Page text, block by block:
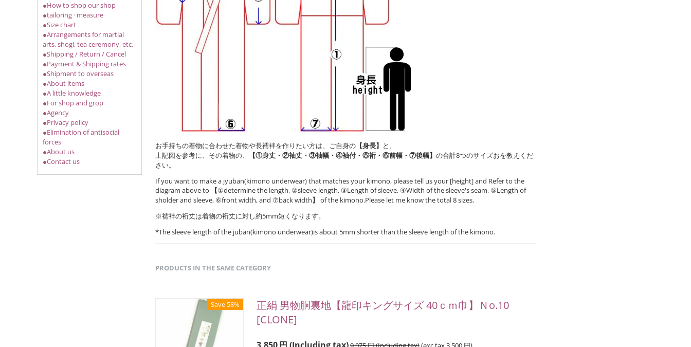
●How to shop our shop
●tailoring · measure
●Size chart
●Arrangements for martial
arts, shogi, tea ceremony, etc.
●Shipping / Return / Cancel
●Payment & Shipping rates
●Shipment to overseas
●About items
●A little knowledge
●For shop and grop
●Agency
●Privacy policy
●Elimination of antisocial
forces
●About us
●Contact us
お手持ちの着物に合わせた着物や長襦袢を作りたい方は、ご自身の【身長】 と、
上記図を参考に、その着物の、
【①身丈・②袖丈・③袖幅・④袖付・⑤裄・⑥前幅・⑦後幅】 の合計8つのサイズおを教えくだ
さい。
If you want to make a jyuban(kimono underwear) that matches your kimono, please tell us your [height] and Refer to the
diagram above to
【①determine the length, ②sleeve length, ③Length of sleeve, ④Width of the sleeve's seam, ⑤Length of
sholder and sleeve, ⑥front width, and ⑦back width】 of the kimono.Please let me know the total 8 sizes.
※襦袢の裄丈は着物の裄丈に対し約5mm短くなります。
*The sleeve length of the juban(kimono underwear)is about 5mm shorter than the sleeve length of the kimono.
PRODUCTS IN THE SAME CATEGORY
Save 58%
正絹 男物胴裏地【龍印キングサイズ 40ｃｍ巾】Ｎo.10
[CLONE]